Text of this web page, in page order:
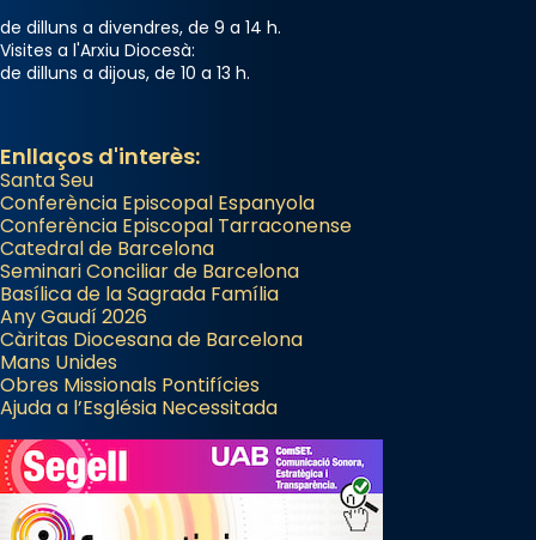
de dilluns a divendres, de 9 a 14 h.
Visites a l'Arxiu Diocesà:
de dilluns a dijous, de 10 a 13 h.
Enllaços d'interès:
Santa Seu
Conferència Episcopal Espanyola
Conferència Episcopal Tarraconense
Catedral de Barcelona
Seminari Conciliar de Barcelona
Basílica de la Sagrada Família
Any Gaudí 2026
Càritas Diocesana de Barcelona
Mans Unides
Obres Missionals Pontifícies
Ajuda a l’Església Necessitada